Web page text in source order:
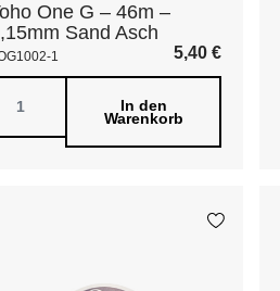
One G – 46m –
Sand Asch
1 5,40 €
In den
Warenkorb